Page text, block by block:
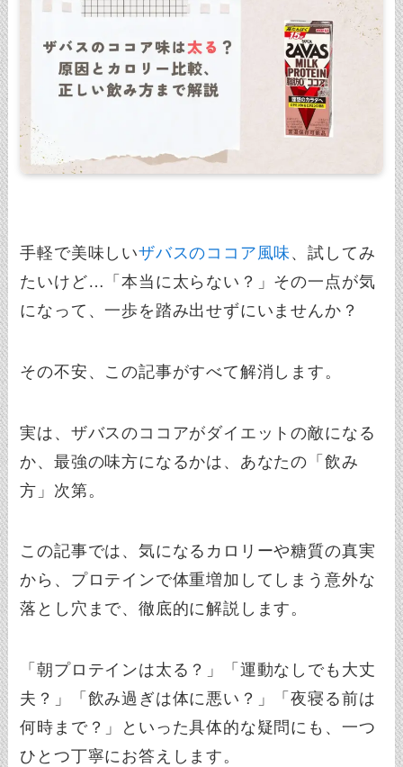
手軽で美味しいザバスのココア風味 、試してみ
たいけど…「本当に太らない？」その一点が気
になって、一歩を踏み出せずにいませんか？
その不安、この記事がすべて解消します。
実は、ザバスのココアがダイエットの敵になる
か、最強の味方になるかは、あなたの「飲み
方」次第。
この記事では、気になるカロリーや糖質の真実
から、プロテインで体重増加してしまう意外な
落とし穴まで、徹底的に解説します。
「朝プロテインは太る？」「運動なしでも大丈
夫？」「飲み過ぎは体に悪い？」「夜寝る前は
何時まで？」といった具体的な疑問にも、一つ
ひとつ丁寧にお答えします。